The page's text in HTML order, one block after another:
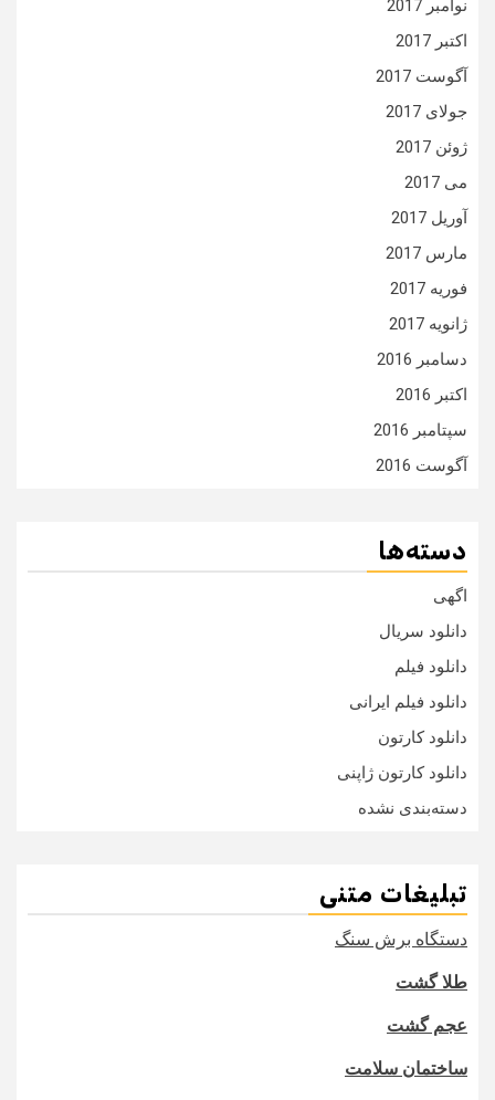
نوامبر 2017
اکتبر 2017
آگوست 2017
جولای 2017
ژوئن 2017
می 2017
آوریل 2017
مارس 2017
فوریه 2017
ژانویه 2017
دسامبر 2016
اکتبر 2016
سپتامبر 2016
آگوست 2016
دسته‌ها
اگهی
دانلود سریال
دانلود فیلم
دانلود فیلم ایرانی
دانلود کارتون
دانلود کارتون ژاپنی
دسته‌بندی نشده
تبلیغات متنی
دستگاه برش سنگ
طلا گشت
عجم گشت
ساختمان سلامت